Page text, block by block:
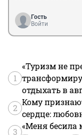
Гость
Войти
1
«Туризм не
отдыхать в
2
Кому
сердце:
3
«Меня бесила